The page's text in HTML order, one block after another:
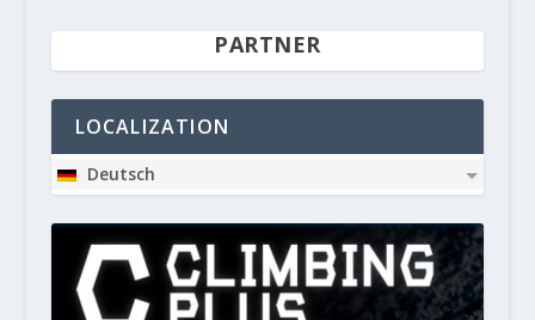
PARTNER
LOCALIZATION
Deutsch